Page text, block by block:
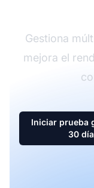
Gestiona
mejora el
Iniciar prueba
30